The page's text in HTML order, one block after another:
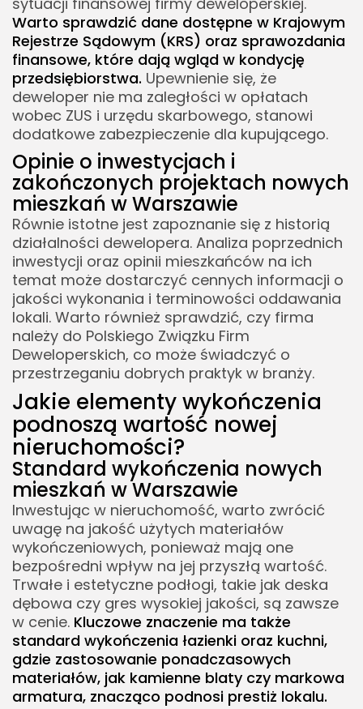
Warto sprawdzić dane dostępne w Krajowym
Rejestrze Sądowym (KRS) oraz sprawozdania
finansowe, które dają wgląd w kondycję
przedsiębiorstwa. Upewnienie się, że
deweloper nie ma zaległości w opłatach
wobec ZUS i urzędu skarbowego, stanowi
dodatkowe zabezpieczenie dla kupującego.
Opinie o inwestycjach i
zakończonych projektach nowych
mieszkań w Warszawie
Równie istotne jest zapoznanie się z historią
działalności dewelopera. Analiza poprzednich
inwestycji oraz opinii mieszkańców na ich
temat może dostarczyć cennych informacji o
jakości wykonania i terminowości oddawania
lokali. Warto również sprawdzić, czy firma
należy do Polskiego Związku Firm
Deweloperskich, co może świadczyć o
przestrzeganiu dobrych praktyk w branży.
Jakie elementy wykończenia
podnoszą wartość nowej
nieruchomości?
Standard wykończenia nowych
mieszkań w Warszawie
Inwestując w nieruchomość, warto zwrócić
uwagę na jakość użytych materiałów
wykończeniowych, ponieważ mają one
bezpośredni wpływ na jej przyszłą wartość.
Trwałe i estetyczne podłogi, takie jak deska
dębowa czy gres wysokiej jakości, są zawsze
w cenie. Kluczowe znaczenie ma także
standard wykończenia łazienki oraz kuchni,
gdzie zastosowanie ponadczasowych
materiałów, jak kamienne blaty czy markowa
armatura, znacząco podnosi prestiż lokalu.